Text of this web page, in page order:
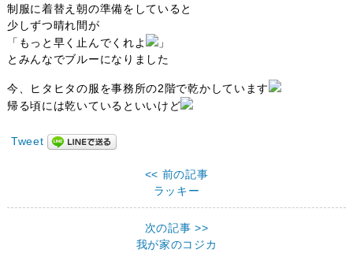
制服に着替え朝の準備をしていると
少しずつ晴れ間が
「もっと早く止んでくれよ
」
とみんなでブルーになりました
今、ヒタヒタの服を事務所の2階で乾かしています
帰る頃には乾いているといいけど
Tweet
<< 前の記事
ラッキー
次の記事 >>
我が家のコジカ